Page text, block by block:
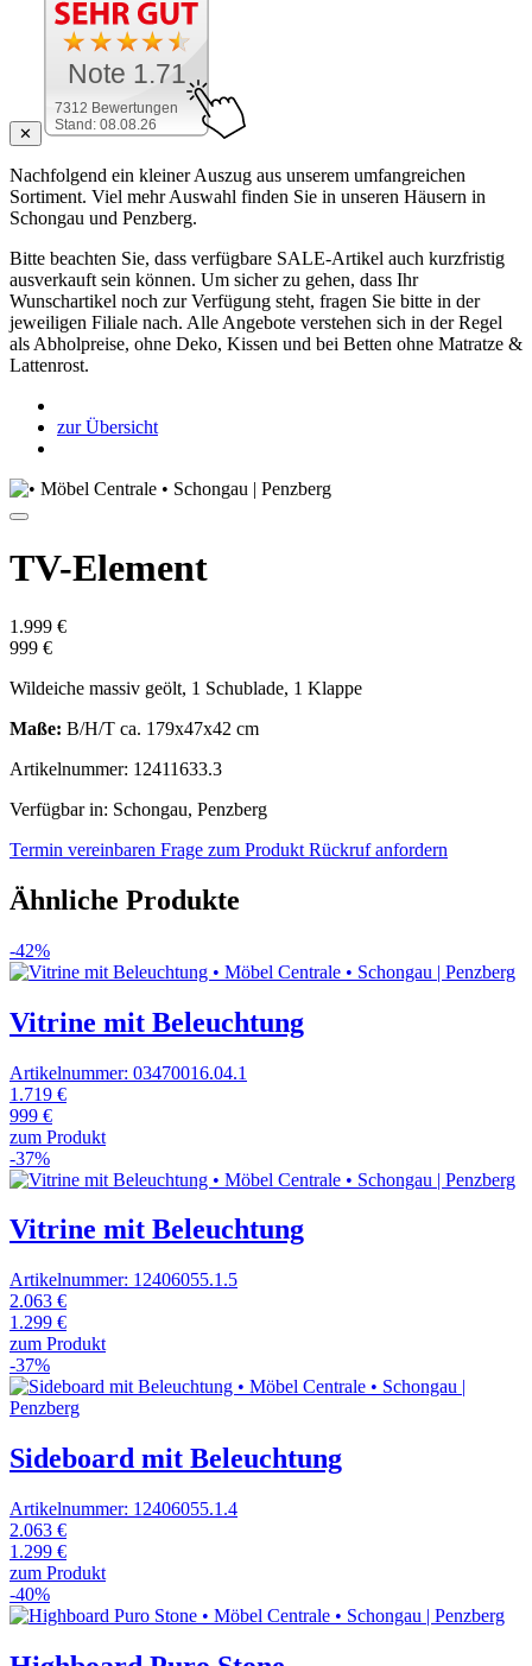
✕
7312 Bewertungen
Stand: 08.08.26
Note 1.71
Nachfolgend ein kleiner Auszug aus unserem umfangreichen
Sortiment. Viel mehr Auswahl finden Sie in unseren Häusern in
Schongau und Penzberg.
Bitte beachten Sie, dass verfügbare SALE-Artikel auch kurzfristig
ausverkauft sein können. Um sicher zu gehen, dass Ihr
Wunschartikel noch zur Verfügung steht, fragen Sie bitte in der
jeweiligen Filiale nach. Alle Angebote verstehen sich in der Regel
als Abholpreise, ohne Deko, Kissen und bei Betten ohne Matratze &
Lattenrost.
zur Übersicht
TV-Element
1.999 €
999 €
Wildeiche massiv geölt, 1 Schublade, 1 Klappe
Maße: B/H/T ca. 179x47x42 cm
Artikelnummer: 12411633.3
Verfügbar in: Schongau, Penzberg
Termin vereinbaren Frage zum Produkt Rückruf anfordern
Ähnliche Produkte
-42%
Vitrine mit Beleuchtung
Artikelnummer: 03470016.04.1
1.719 €
999 €
zum Produkt
-37%
Vitrine mit Beleuchtung
Artikelnummer: 12406055.1.5
2.063 €
1.299 €
zum Produkt
-37%
Sideboard mit Beleuchtung
Artikelnummer: 12406055.1.4
2.063 €
1.299 €
zum Produkt
-40%